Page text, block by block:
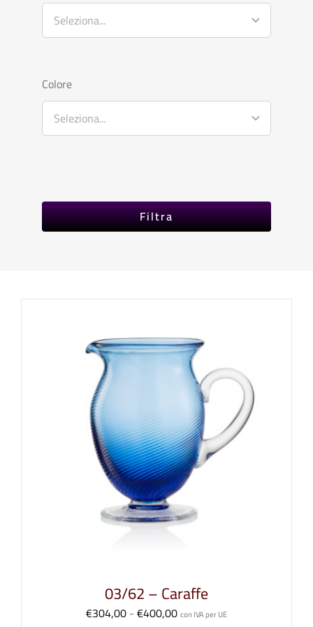
Colore
Filtra
03/62 – Caraffe
€304,00-€400,00Fascia
con IVA per UE